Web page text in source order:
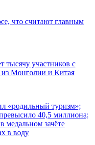
что считают главным
тысячу участников с
из Монголии и Китая
«родильный туризм»;
40,5 миллиона;
медальном зачёте
в воду